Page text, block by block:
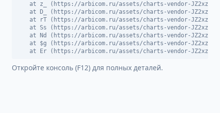
at z_ (https://arbicom.ru/assets/charts-vendor-
at D_ (https://arbicom.ru/assets/charts-vendor-
at rT (https://arbicom.ru/assets/charts-vendor-
at Ss (https://arbicom.ru/assets/charts-vendor-
at Nd (https://arbicom.ru/assets/charts-vendor-
at $g (https://arbicom.ru/assets/charts-vendor-
at Er (https://arbicom.ru/assets/charts-vendor-
Откройте консоль (F12) для полных деталей.